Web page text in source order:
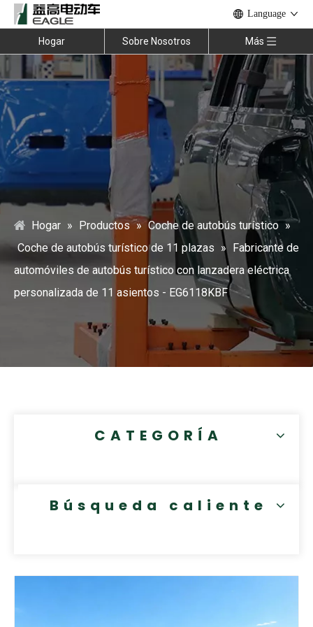
Language
Hogar Sobre Nosotros Más
Hogar » Productos » Coche de autobús turístico »
Coche de autobús turístico de 11 plazas » Fabricante de
automóviles de autobús turístico con lanzadera eléctrica
personalizada de 11 asientos - EG6118KBF
CATEGORÍA
Búsqueda caliente